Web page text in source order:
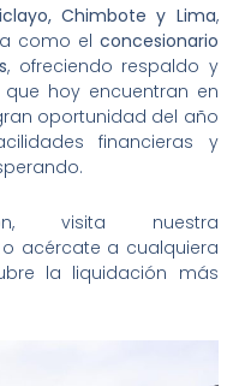
Chimbote y Lima,
como el concesionario
, ofreciendo respaldo y
hoy encuentran en
oportunidad del año
financieras y
visita nuestra
o acércate a cualquiera
la liquidación más